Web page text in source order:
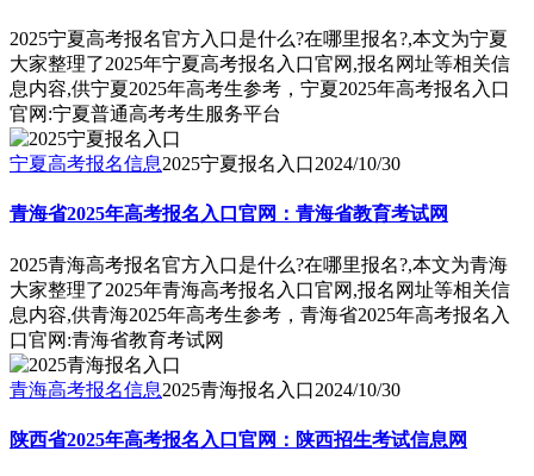
2025宁夏高考报名官方入口是什么?在哪里报名?,本文为宁夏
大家整理了2025年宁夏高考报名入口官网,报名网址等相关信
息内容,供宁夏2025年高考生参考，宁夏2025年高考报名入口
官网:宁夏普通高考考生服务平台
宁夏高考报名信息2025宁夏报名入口2024/10/30
青海省2025年高考报名入口官网：青海省教育考试网
2025青海高考报名官方入口是什么?在哪里报名?,本文为青海
大家整理了2025年青海高考报名入口官网,报名网址等相关信
息内容,供青海2025年高考生参考，青海省2025年高考报名入
口官网:青海省教育考试网
青海高考报名信息2025青海报名入口2024/10/30
陕西省2025年高考报名入口官网：陕西招生考试信息网